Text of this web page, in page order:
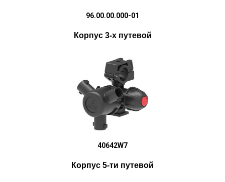
96.00.00.000-01
Корпус 3-х путевой
40642W7
Корпус 5-ти путевой